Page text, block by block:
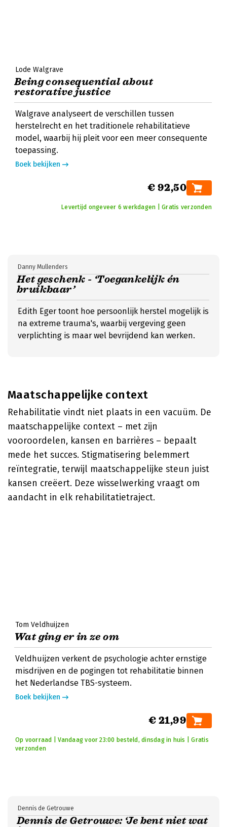
Lode Walgrave
Being consequential about
restorative justice
Walgrave analyseert de verschillen tussen
herstelrecht en het traditionele rehabilitatieve
model, waarbij hij pleit voor een meer consequente
toepassing.
Boek bekijken
€ 92,50
Levertijd ongeveer 6 werkdagen | Gratis verzonden
Het geschenk - ‘Toegankelijk én
bruikbaar’
Danny Mullenders
Edith Eger toont hoe persoonlijk herstel mogelijk is
na extreme trauma's, waarbij vergeving geen
verplichting is maar wel bevrijdend kan werken.
Maatschappelijke context
Rehabilitatie vindt niet plaats in een vacuüm. De
maatschappelijke context – met zijn
vooroordelen, kansen en barrières – bepaalt
mede het succes. Stigmatisering belemmert
reïntegratie, terwijl maatschappelijke steun juist
kansen creëert. Deze wisselwerking vraagt om
aandacht in elk rehabilitatietraject.
Tom Veldhuijzen
Wat ging er in ze om
Veldhuijzen verkent de psychologie achter ernstige
misdrijven en de pogingen tot rehabilitatie binnen
het Nederlandse TBS-systeem.
Boek bekijken
€ 21,99
Op voorraad | Vandaag voor 23:00 besteld, dinsdag in huis | Gratis
verzonden
Dennis de Getrouwe: ‘Je bent niet wat
Dennis de Getrouwe